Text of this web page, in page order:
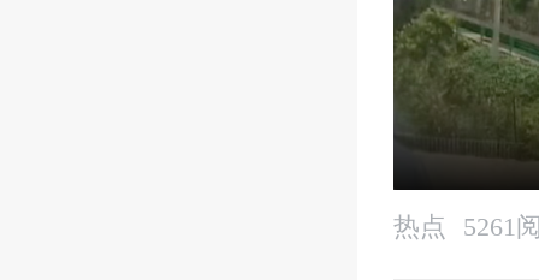
热点 5261